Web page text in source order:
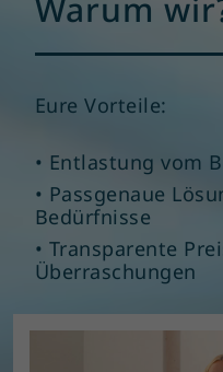
Warum
Eure Vorteile:
• Entlastung vom
• Passgenaue
Bedürfnisse
• Transparente
Überraschungen